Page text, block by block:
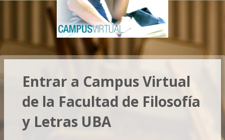
Salta al contenido principal
Entrar a Campus Virtual
de la Facultad de Filosofía
y Letras UBA